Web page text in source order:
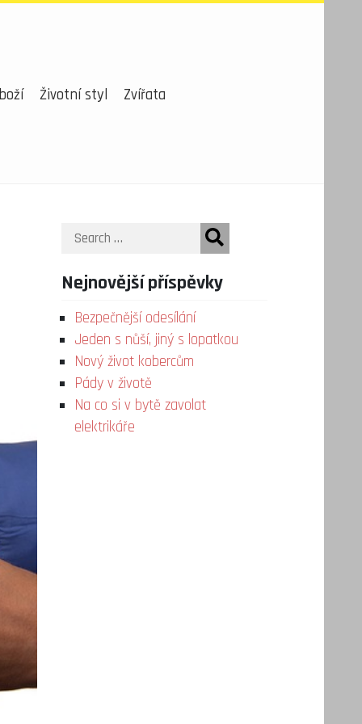
Životní styl Zvířata
Search
Nejnovější příspěvky
Bezpečnější odesílání
Jeden s nůší, jiný s lopatkou
Nový život kobercům
Pády v životě
Na co si v bytě zavolat
elektrikáře